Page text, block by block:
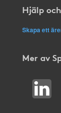
Hjälp
Skapa ett
Mer av